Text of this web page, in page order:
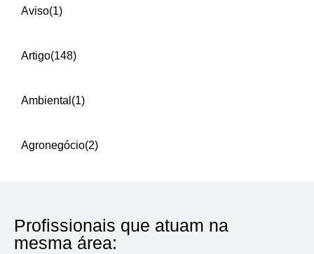
Aviso(1)
Artigo(148)
Ambiental (1)
Agronegócio(2)
Profissionais que atuam na
mesma área: